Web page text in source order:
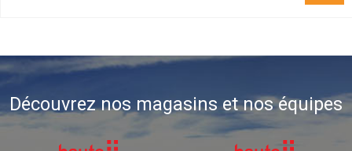
Découvrez nos magasins et nos équipes